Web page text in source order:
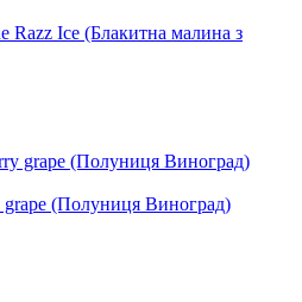
Razz Ice (Блакитна малина з
(Полуниця Виноград)